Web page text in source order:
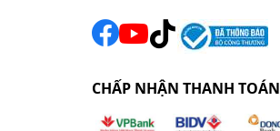
CHẤP NHẬN THANH TOÁN